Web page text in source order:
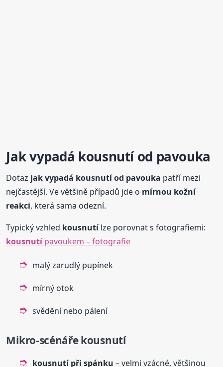
Jak vypadá kousnutíod pavouka
Dotaz jak vypadá kousnutíod pavouka patří mezi
nejčastější. Ve většině případů jde o mírnou kožní
reakci, která sama odezní.
Typický vzhled kousnutílze porovnat s fotografiemi:
kousnutípavoukem – fotografie
malý zarudlý pupínek
mírný otok
svědění nebo pálení
Mikro-scénářekousnutí
kousnutípři spánku – velmi vzácné, většinou